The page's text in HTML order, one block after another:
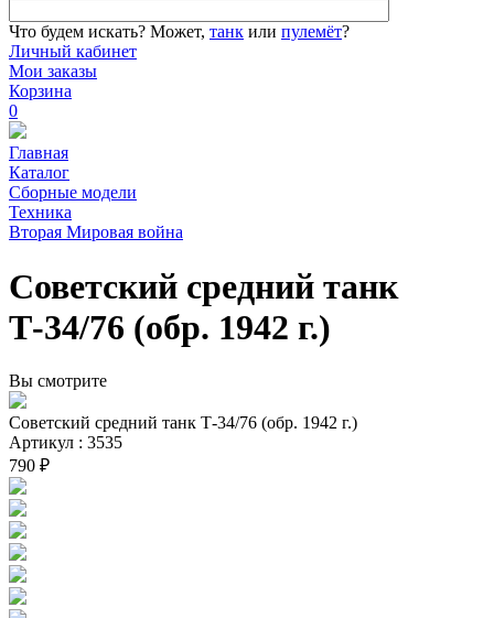
Что будем искать? Может, танк или пулемёт?
Личный кабинет
Мои заказы
Корзина
0
Главная
Каталог
Сборные модели
Техника
Вторая Мировая война
Советский средний танк
Т-34/76 (обр. 1942 г.)
Вы смотрите
Советский средний танк Т-34/76 (обр. 1942 г.)
Артикул : 3535
790 ₽